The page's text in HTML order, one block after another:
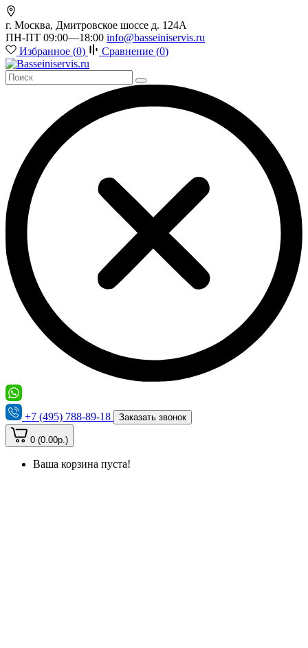
г. Москва, Дмитровское шоссе д. 124А
ПН-ПТ 09:00—18:00 info@basseiniservis.ru
Избранное (0) Сравнение (0)
+7 (495) 788-89-18 Заказать звонок
0 (0.00р.)
Ваша корзина пуста!